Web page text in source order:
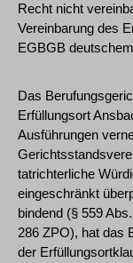
Recht nicht
Vereinbarung des
EGBGB
Das
Erfüllungsort
Ausführungen
tatrichterliche
eingeschränkt
bindend (§ 559
286 ZPO), hat das
der